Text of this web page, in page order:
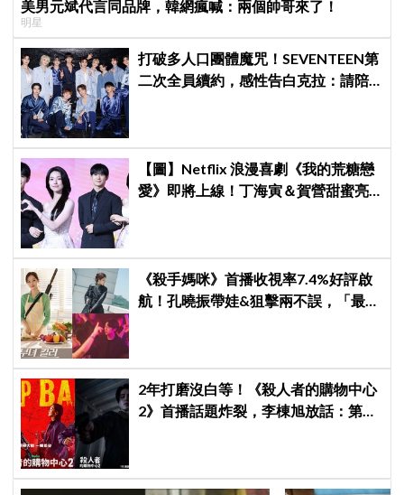
美男元斌代言同品牌，韓網瘋喊：兩個帥哥來了！
明星
打破多人口團體魔咒！SEVENTEEN第
二次全員續約，感性告白克拉：請陪
【圖】Netflix 浪漫喜劇《我的荒糖戀
愛》即將上線！丁海寅＆賀營甜蜜亮
《殺手媽咪》首播收視率7.4%好評啟
航！孔曉振帶娃&狙擊兩不誤，「最狂
2年打磨沒白等！《殺人者的購物中心
2》首播話題炸裂，李棟旭放話：第三